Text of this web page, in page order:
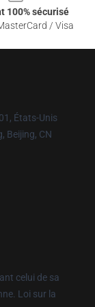
100% sécurisé
/ Visa
États-Unis
Beijing, CN
celui de sa
Loi sur la